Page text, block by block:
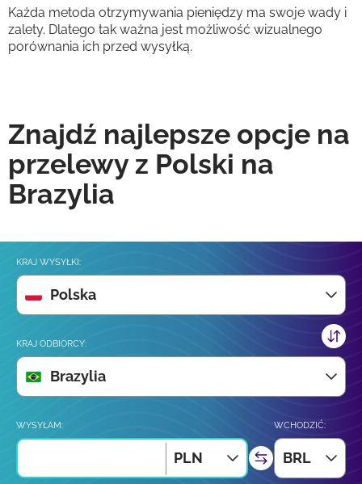
Każda metoda otrzymywania pieniędzy ma swoje wady i
zalety. Dlatego tak ważna jest możliwość wizualnego
porównania ich przed wysyłką.
Znajdź najlepsze opcje na
przelewy z Polski na
Brazylia
KRAJ WYSYŁKI:
Polska
KRAJ ODBIORCY:
Brazylia
WYSYŁAM:
PLN
WCHODZIĆ:
BRL